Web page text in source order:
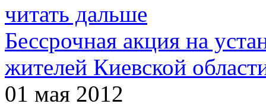
читать дальше
Бессрочная акция на
жителей Киевской
01 мая 2012